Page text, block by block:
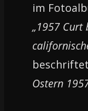
im
„1957 Curt
Ostern